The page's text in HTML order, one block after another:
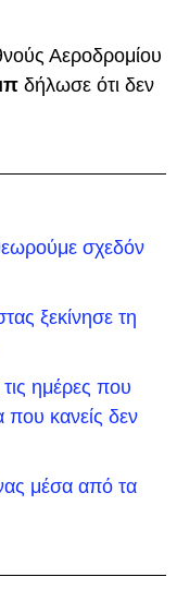
Αεροδρομίου
δήλωσε ότι δεν
σχεδόν
ξεκίνησε τη
ημέρες που
που κανείς δεν
μέσα από τα